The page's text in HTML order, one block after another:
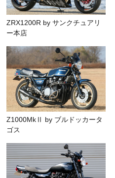
ZRX1200R by サンクチュアリ
ー本店
Z1000MkⅡ by ブルドッカータ
ゴス